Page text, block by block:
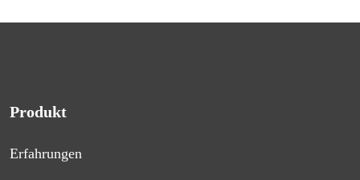
Produkt
Erfahrungen